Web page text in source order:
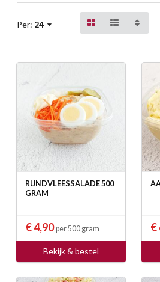
Per: 24
RUNDVLEESSALADE 500
GRAM
€ 4,90per 500 gram
Bekijk & bestel
€